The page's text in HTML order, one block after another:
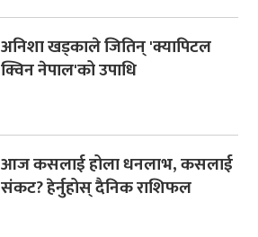
अनिशा खड्काले जितिन् 'क्यापिटल
क्विन नेपाल'को उपाधि
आज कसलाई होला धनलाभ, कसलाई
संकट? हेर्नुहोस् दैनिक राशिफल